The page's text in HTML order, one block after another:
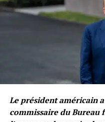
Le président américain
commissaire du Bureau